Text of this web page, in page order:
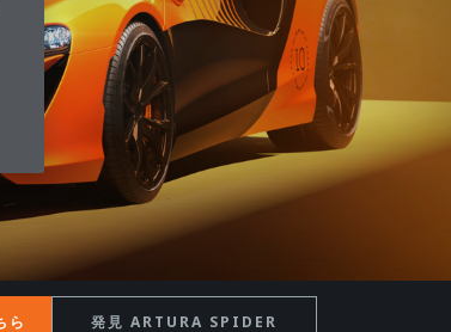
ら 発見 ARTURA SPIDER